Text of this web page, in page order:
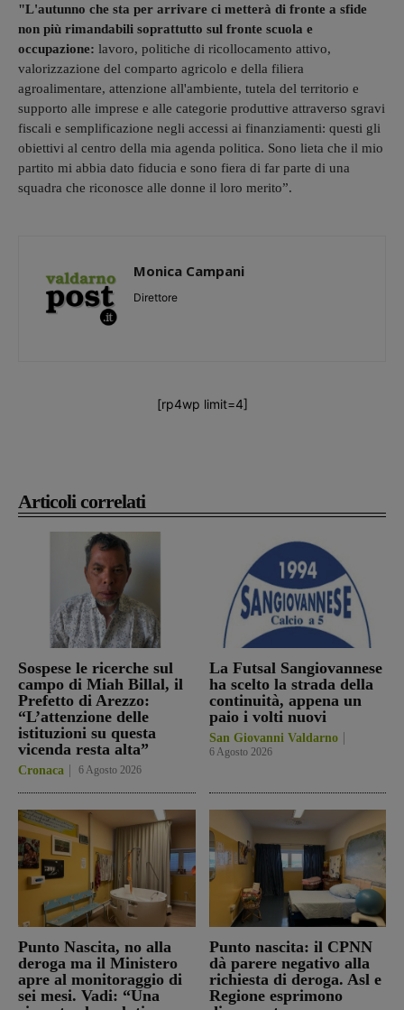
Articoli correlati
Sospese le ricerche sul
campo di Miah Billal, il
Prefetto di Arezzo:
“L’attenzione delle
istituzioni su questa
vicenda resta alta”
Cronaca 6 Agosto 2026
La Futsal Sangiovannese
ha scelto la strada della
continuità, appena un
paio i volti nuovi
San Giovanni Valdarno
6 Agosto 2026
Punto Nascita, no alla
deroga ma il Ministero
apre al monitoraggio di
sei mesi. Vadi: “Una
Punto nascita: il CPNN
dà parere negativo alla
richiesta di deroga. Asl e
Regione esprimono
"L'autunno che sta per arrivare ci metterà di fronte a sfide
non più rimandabili soprattutto sul fronte scuola e
occupazione: lavoro, politiche di ricollocamento attivo,
valorizzazione del comparto agricolo e della filiera
agroalimentare, attenzione all'ambiente, tutela del territorio e
supporto alle imprese e alle categorie produttive attraverso sgravi
fiscali e semplificazione negli accessi ai finanziamenti: questi gli
obiettivi al centro della mia agenda politica. Sono lieta che il mio
partito mi abbia dato fiducia e sono fiera di far parte di una
squadra che riconosce alle donne il loro merito”.
Monica Campani
Direttore
[rp4wp limit=4]